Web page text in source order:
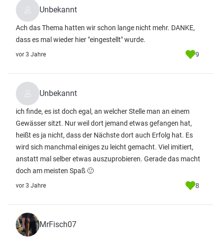
Unbekannt
Ach das Thema hatten wir schon lange nicht mehr. DANKE,
dass es mal wieder hier "eingestellt" wurde.
vor 3 Jahre 9
Unbekannt
ich finde, es ist doch egal, an welcher Stelle man an einem
Gewässer sitzt. Nur weil dort jemand etwas gefangen hat,
heißt es ja nicht, dass der Nächste dort auch Erfolg hat. Es
wird sich manchmal einiges zu leicht gemacht. Viel imitiert,
anstatt mal selber etwas auszuprobieren. Gerade das macht
doch am meisten Spaß 🙂
vor 3 Jahre 8
MrFisch07